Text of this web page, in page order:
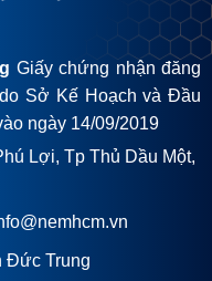
Giấy chứng nhận đăng
Sở Kế Hoạch và Đầu
ngày 14/09/2019
Lợi, Tp Thủ Dầu Một,
Đức Trung